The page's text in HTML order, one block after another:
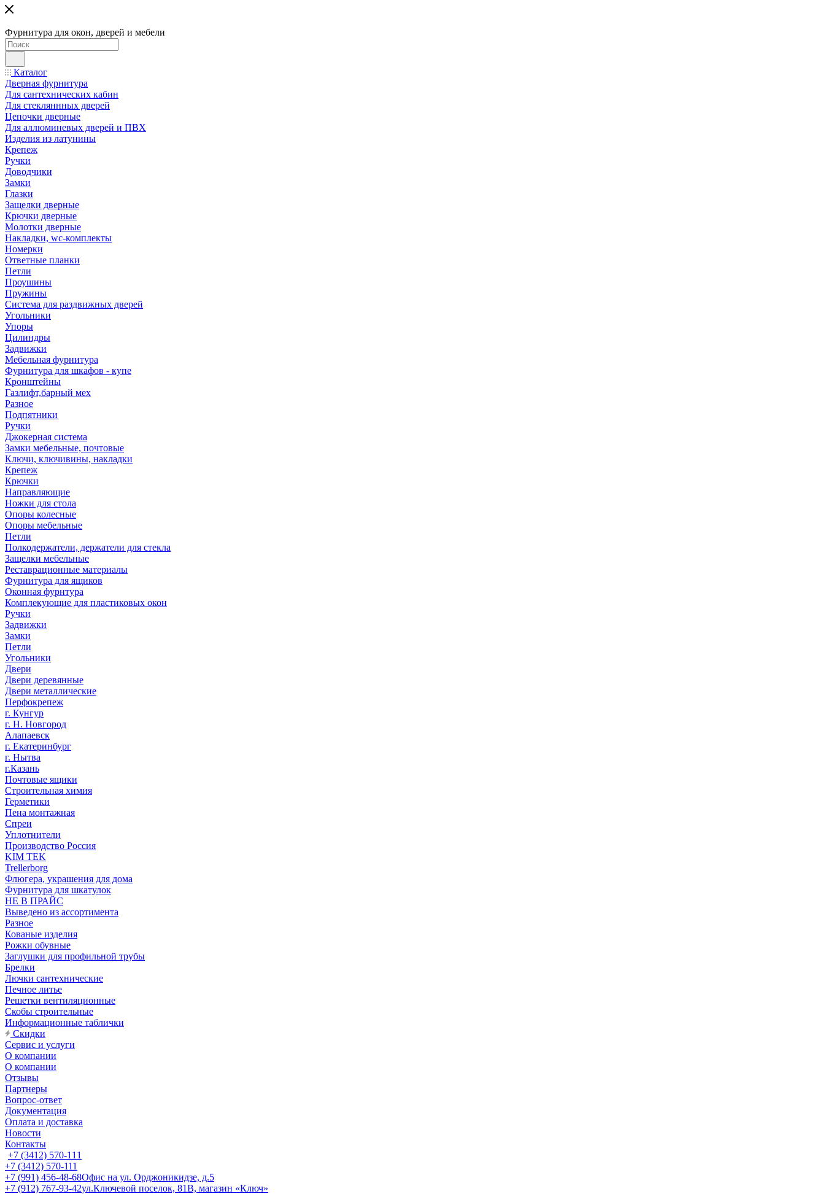
Фурнитура для окон, дверей и мебели
Каталог
Дверная фурнитура
Для сантехнических кабин
Для стекляннных дверей
Цепочки дверные
Для аллюминевых дверей и ПВХ
Изделия из латунины
Крепеж
Ручки
Доводчики
Замки
Глазки
Защелки дверные
Крючки дверные
Молотки дверные
Накладки, wc-комплекты
Номерки
Ответные планки
Петли
Проушины
Пружины
Система для раздвижных дверей
Угольники
Упоры
Цилиндры
Задвижки
Мебельная фурнитура
Фурнитура для шкафов - купе
Кронштейны
Газлифт,барный мех
Разное
Подпятники
Ручки
Джокерная система
Замки мебельные, почтовые
Ключи, ключивины, накладки
Крепеж
Крючки
Направляющие
Ножки для стола
Опоры колесные
Опоры мебельные
Петли
Полкодержатели, держатели для стекла
Защелки мебельные
Реставрационные материалы
Фурнитура для ящиков
Оконная фурнтура
Комплекующие для пластиковых окон
Ручки
Задвижки
Замки
Петли
Угольники
Двери
Двери деревянные
Двери металлические
Перфокрепеж
г. Кунгур
г. Н. Новгород
Алапаевск
г. Екатеринбург
г. Нытва
г.Казань
Почтовые ящики
Строительная химия
Герметики
Пена монтажная
Спреи
Уплотнители
Производство Россия
KIM TEK
Trellerborg
Флюгера, украшения для дома
Фурнитура для шкатулок
НЕ В ПРАЙС
Выведено из ассортимента
Разное
Кованые изделия
Рожки обувные
Заглушки для профильной трубы
Брелки
Лючки сантехнические
Печное литье
Решетки вентиляционные
Скобы строительные
Информационные таблички
Скидки
Сервис и услуги
О компании
О компании
Отзывы
Партнеры
Вопрос-ответ
Документация
Оплата и доставка
Новости
Контакты
+7 (3412) 570-111
+7 (3412) 570-111
+7 (991) 456-48-68Офис на ул. Орджоникидзе, д.5
+7 (912) 767-93-42ул.Ключевой поселок, 81В, магазин «Ключ»